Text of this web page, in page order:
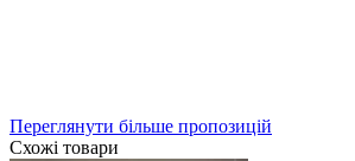
Переглянути більше пропозицій
Схожі товари